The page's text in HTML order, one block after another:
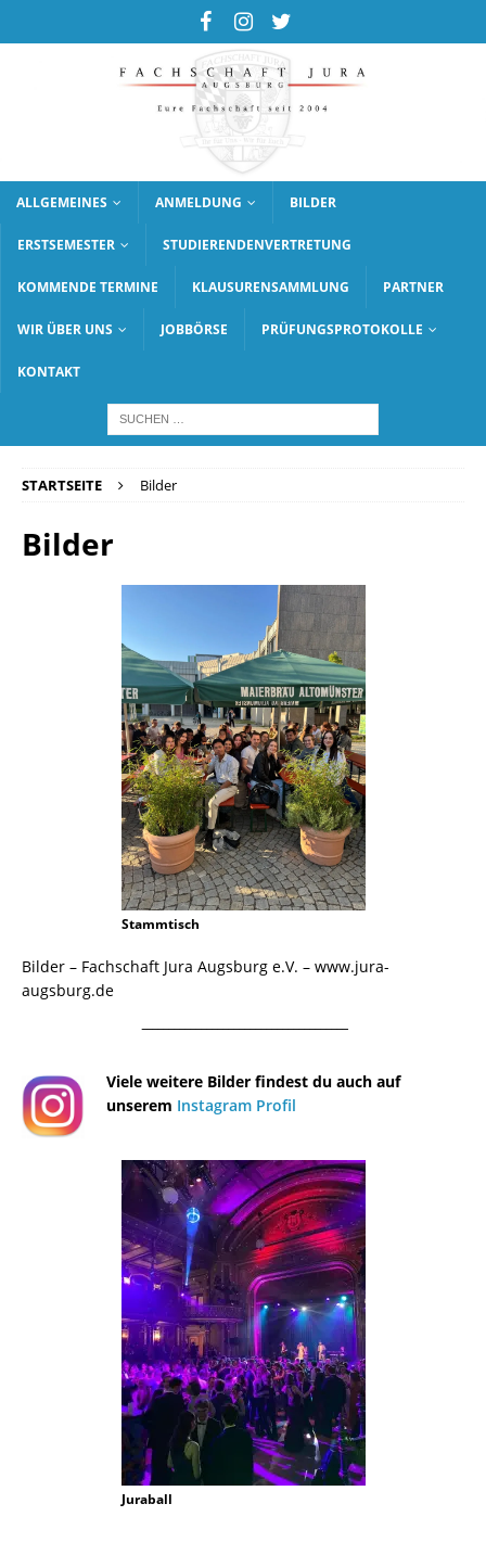
ALLGEMEINES ANMELDUNG BILDER
ERSTSEMESTER STUDIERENDENVERTRETUNG
KOMMENDE TERMINE KLAUSURENSAMMLUNG PARTNER
WIR ÜBER UNS JOBBÖRSE PRÜFUNGSPROTOKOLLE
KONTAKT
STARTSEITE Bilder
Bilder
Stammtisch
Bilder – Fachschaft Jura Augsburg e.V. – www.jura-
augsburg.de
¯¯¯¯¯¯¯¯¯¯¯¯¯¯¯¯¯¯¯¯¯¯¯¯¯¯¯¯¯¯¯¯¯¯¯¯¯¯
Viele weitere Bilder findest du auch auf
unserem Instagram Profil
Juraball